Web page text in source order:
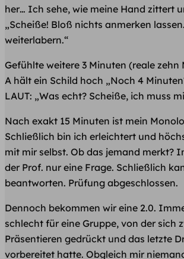
her… Ich sehe, wie meine Hand zittert
„Scheiße! Bloß nichts anmerken
weiterlabern.“
Gefühlte weitere 3 Minuten (reale zehn
A hält ein Schild hoch „Noch 4
LAUT: „Was echt? Scheiße, ich muss
​Nach exakt 15 Minuten ist mein
Schließlich bin ich erleichtert und
mit mir selbst. Ob das jemand merkt?
der Prof. ​nur eine Frage. Schließlich
beantworten. Prüfung abgeschlossen.
Dennoch bekommen wir eine 2.0.
schlecht für eine Gruppe, von der sich
Präsentieren gedrückt und das letzte
vorbereitet hatte.​ Obgleich mir